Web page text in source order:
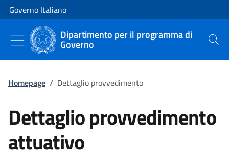
Vai al contenuto
Vai alla navigazione del sito
Governo Italiano
Dipartimento per il programma di
Governo Cerca
Homepage / Dettaglio provvedimento
Dettaglio provvedimento
attuativo